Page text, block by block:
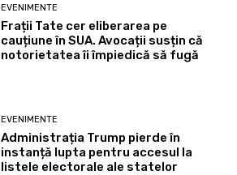
EVENIMENTE
Frații Tate cer eliberarea pe
cauțiune în SUA. Avocații susțin că
notorietatea îi împiedică să fugă
EVENIMENTE
Administrația Trump pierde în
instanță lupta pentru accesul la
listele electorale ale statelor